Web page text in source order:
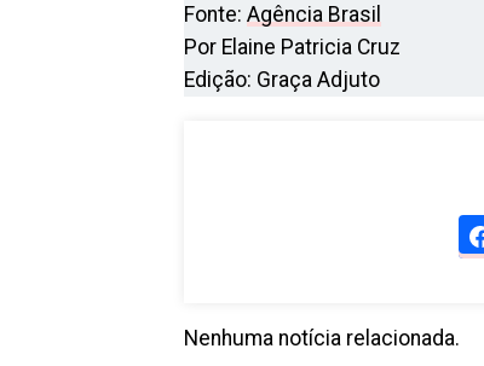
Fonte: Agência Brasil
Por Elaine Patricia Cruz
Edição: Graça Adjuto
Nenhuma notícia relacionada.